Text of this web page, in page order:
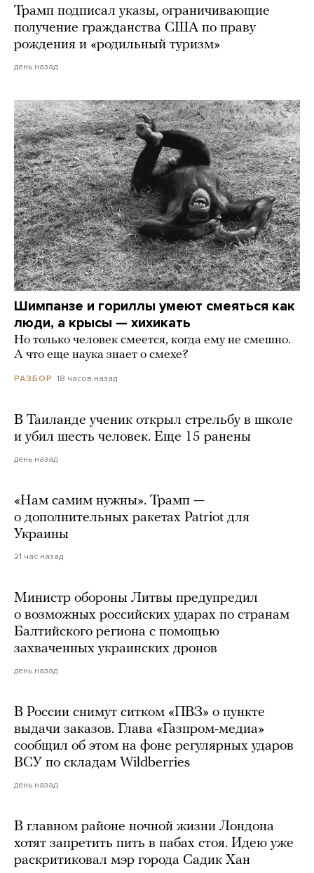
Трамп подписал указы, ограничивающие
получение гражданства США по праву
рождения и «родильный туризм»
день назад
Шимпанзе и гориллы умеют смеяться как
люди, а крысы — хихикать
Но только человек смеется, когда ему не смешно.
А что еще наука знает о смехе?
РАЗБОР 18 часов назад
В Таиланде ученик открыл стрельбу в школе
и убил шесть человек. Еще 15 ранены
день назад
«Нам самим нужны». Трамп —
о дополнительных ракетах Patriot для
Украины
21 час назад
Министр обороны Литвы предупредил
о возможных российских ударах по странам
Балтийского региона с помощью
захваченных украинских дронов
день назад
В России снимут ситком «ПВЗ» о пункте
выдачи заказов. Глава «Газпром-медиа»
сообщил об этом на фоне регулярных ударов
ВСУ по складам Wildberries
день назад
В главном районе ночной жизни Лондона
хотят запретить пить в пабах стоя. Идею уже
раскритиковал мэр города Садик Хан